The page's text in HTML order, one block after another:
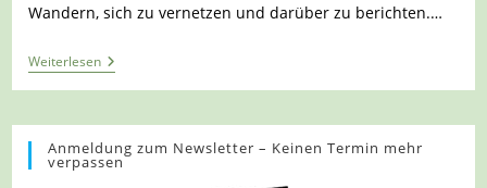
Wandern, sich zu vernetzen und darüber zu berichten.…
WeiterlesenBloggerwandern
Rheinland-
Pfalz
Wünschelrouten“
(3/3)
Anmeldung zum Newsletter – Keinen Termin mehr
verpassen